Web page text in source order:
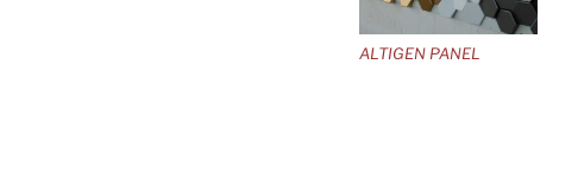
ALTIGEN PANEL